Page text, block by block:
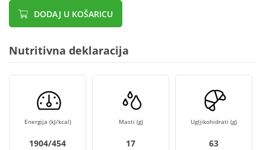
DODAJ U KOŠARICU
Nutritivna deklaracija
Energija (kJ/kcal)
1904/454
Masti (g)
17
Ugljikohidrati (g)
63